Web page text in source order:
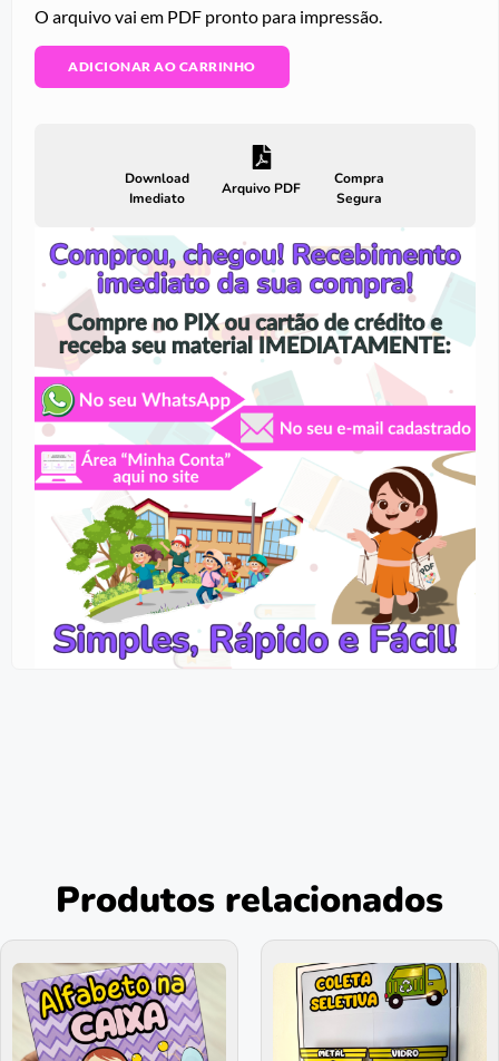
O arquivo vai em PDF pronto para impressão.
ADICIONAR AO CARRINHO
Download
Imediato
Arquivo PDF
Compra
Segura
Produtos relacionados